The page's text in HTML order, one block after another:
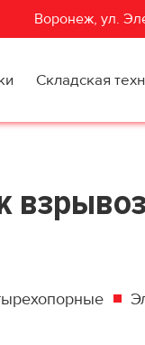
Воронеж, ул.
Складская